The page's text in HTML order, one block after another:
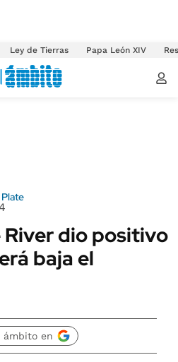
Ley de Tierras Papa León XIV
dio positivo
baja el
ámbito en